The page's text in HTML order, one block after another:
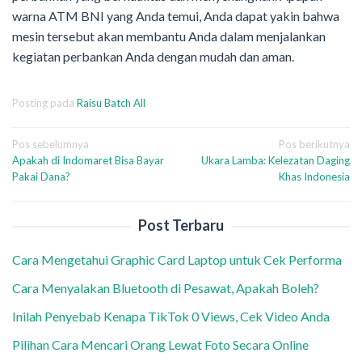
warna ATM BNI yang Anda temui, Anda dapat yakin bahwa
mesin tersebut akan membantu Anda dalam menjalankan
kegiatan perbankan Anda dengan mudah dan aman.
Posting pada Raisu Batch All
Navigasi
pos
Pos sebelumnya
Apakah di Indomaret Bisa Bayar
Pakai Dana?
Pos berikutnya
Ukara Lamba: Kelezatan Daging
Khas Indonesia
Post Terbaru
Cara Mengetahui Graphic Card Laptop untuk Cek Performa
Cara Menyalakan Bluetooth di Pesawat, Apakah Boleh?
Inilah Penyebab Kenapa TikTok 0 Views, Cek Video Anda
Pilihan Cara Mencari Orang Lewat Foto Secara Online